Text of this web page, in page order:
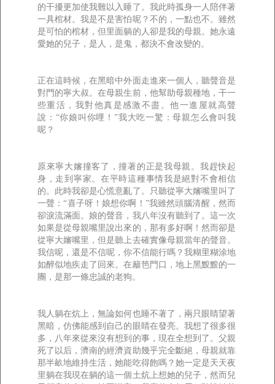
的干擾更加使我難以入睡了。我此時孤身一人陪伴著
一具棺材。我是不是害怕呢？不的，一點也不。雖然
是可怕的棺材，但里面躺的人卻是我的母親。她永遠
愛她的兒子，是人，是鬼，都決不會改變的。
正在這時候，在黑暗中外面走進來一個人，聽聲音是
對門的寧大叔。在母親生前，他幫助母親種地，干一
些重活，我對他真是感激不盡。他一進屋就高聲
說：“你娘叫你哩！”我大吃一驚：母親怎么會叫我
呢？
原來寧大嬸撞客了，撞著的正是我母親。我趕快起
身，走到寧家。在平時這種事情我是絕對不會相信
的。此時我卻是心慌意亂了。只聽從寧大嬸嘴里叫了
一聲：“喜子呀！娘想你啊！”我雖然頭腦清醒，然而
卻淚流滿面。娘的聲音，我八年沒有聽到了。這一次
如果是從母親嘴里說出來的，那有多好啊！然而卻是
從寧大嬸嘴里，但是聽上去確實像母親當年的聲音。
我信呢，還是不信呢，你不信能行嗎？我糊里糊涂地
如醉似地疾走了回來。在籬笆門口，地上黑黢黢的一
團，是那一條忠誠的老狗。
我人躺在炕上，無論如何也睡不著了，兩只眼睛望著
黑暗，仿佛能感到自己的眼睛在發亮。我想了很多很
多，八年來從來沒有想到的事，現在全想到了。父親
死了以后，濟南的經濟資助幾乎完全斷絕，母親就靠
那半畝地維持生活，她能吃得飽嗎？她一定是天天夜
里躺在我現在躺的這一個土炕上想她的兒子，然而兒